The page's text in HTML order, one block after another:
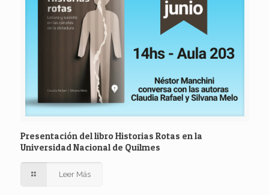
Presentación del libro Historias Rotas en la
Universidad Nacional de Quilmes
Leer Más